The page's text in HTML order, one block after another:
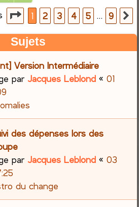
e
r
Page1sur
1 2 3 4 5 … 9
Sujets
Version Intermédiaire
parJacques Leblond «01
des dépenses lors des
parJacques Leblond «03
du change